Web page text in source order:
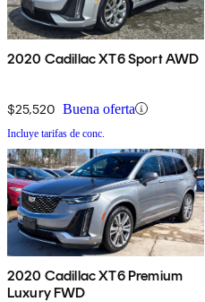
2020 Cadillac XT6 Sport AWD
$25,520 Buena oferta
Incluye tarifas de conc.
2020 Cadillac XT6 Premium
Luxury FWD